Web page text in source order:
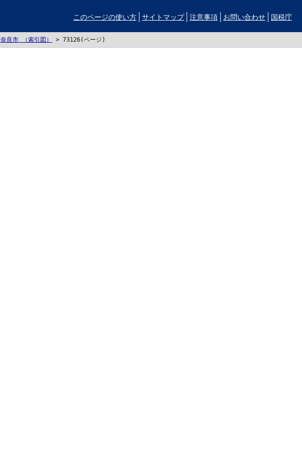
このページの使い方 サイトマップ 注意事項 お問い合わせ 国税庁
奈良市 （索引図） > 73126(ページ)